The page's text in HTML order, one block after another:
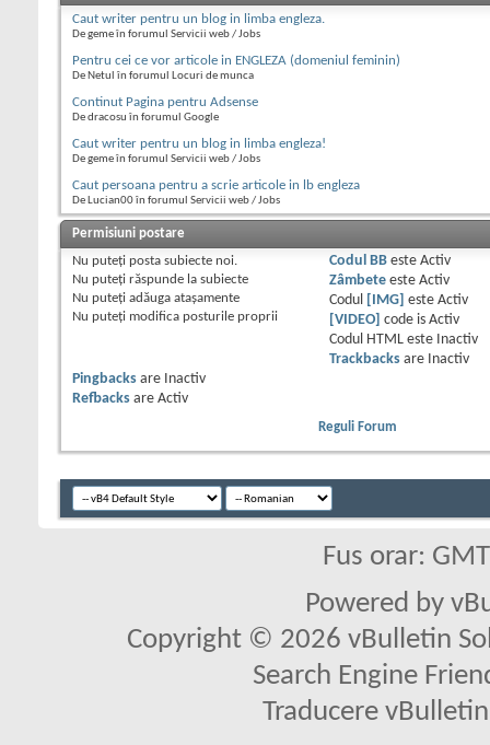
Caut writer pentru un blog in limba engleza.
De geme în forumul Servicii web / Jobs
Pentru cei ce vor articole in ENGLEZA (domeniul feminin)
De Netul în forumul Locuri de munca
Continut Pagina pentru Adsense
De dracosu în forumul Google
Caut writer pentru un blog in limba engleza!
De geme în forumul Servicii web / Jobs
Caut persoana pentru a scrie articole in lb engleza
De Lucian00 în forumul Servicii web / Jobs
Permisiuni postare
Nu puteţi posta subiecte noi.
Nu puteţi răspunde la subiecte
Nu puteţi adăuga ataşamente
Nu puteţi modifica posturile proprii
Codul BBeste Activ
Zâmbeteeste Activ
Codul
[IMG] este Activ
[VIDEO]
code is Activ
Codul HTML este
Inactiv
Trackbacksare
Inactiv
Pingbacks are
Inactiv
Refbacks are Activ
Reguli Forum
Fus orar:
Powered by
Copyright © 2026 vBulletin
Search Engine
Traducere